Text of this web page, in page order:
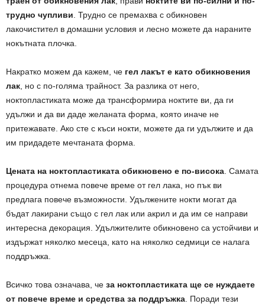
трудно чупливи . Трудно се премахва с обикновен
лакочистител в домашни условия и лесно можете да нараните
нокътната плочка.
Накратко можем да кажем, че гел лакът е като обикновения
лак , но с по-голяма трайност. За разлика от него,
ноктопластиката може да трансформира ноктите ви, да ги
удължи и да ви даде желаната форма, която иначе не
притежавате. Ако сте с къси нокти, можете да ги удължите и да
им придадете мечтаната форма.
Цената на ноктопластиката обикновено е по-висока . Самата
процедура отнема повече време от гел лака, но пък ви
предлага повече възможности. Удължените нокти могат да
бъдат лакирани също с гел лак или акрил и да им се направи
интересна декорация. Удължителите обикновено са устойчиви и
издържат няколко месеца, като на няколко седмици се налага
поддръжка.
Всичко това означава, че за ноктопластиката ще се нуждаете
от повече време и средства за поддръжка . Поради тези